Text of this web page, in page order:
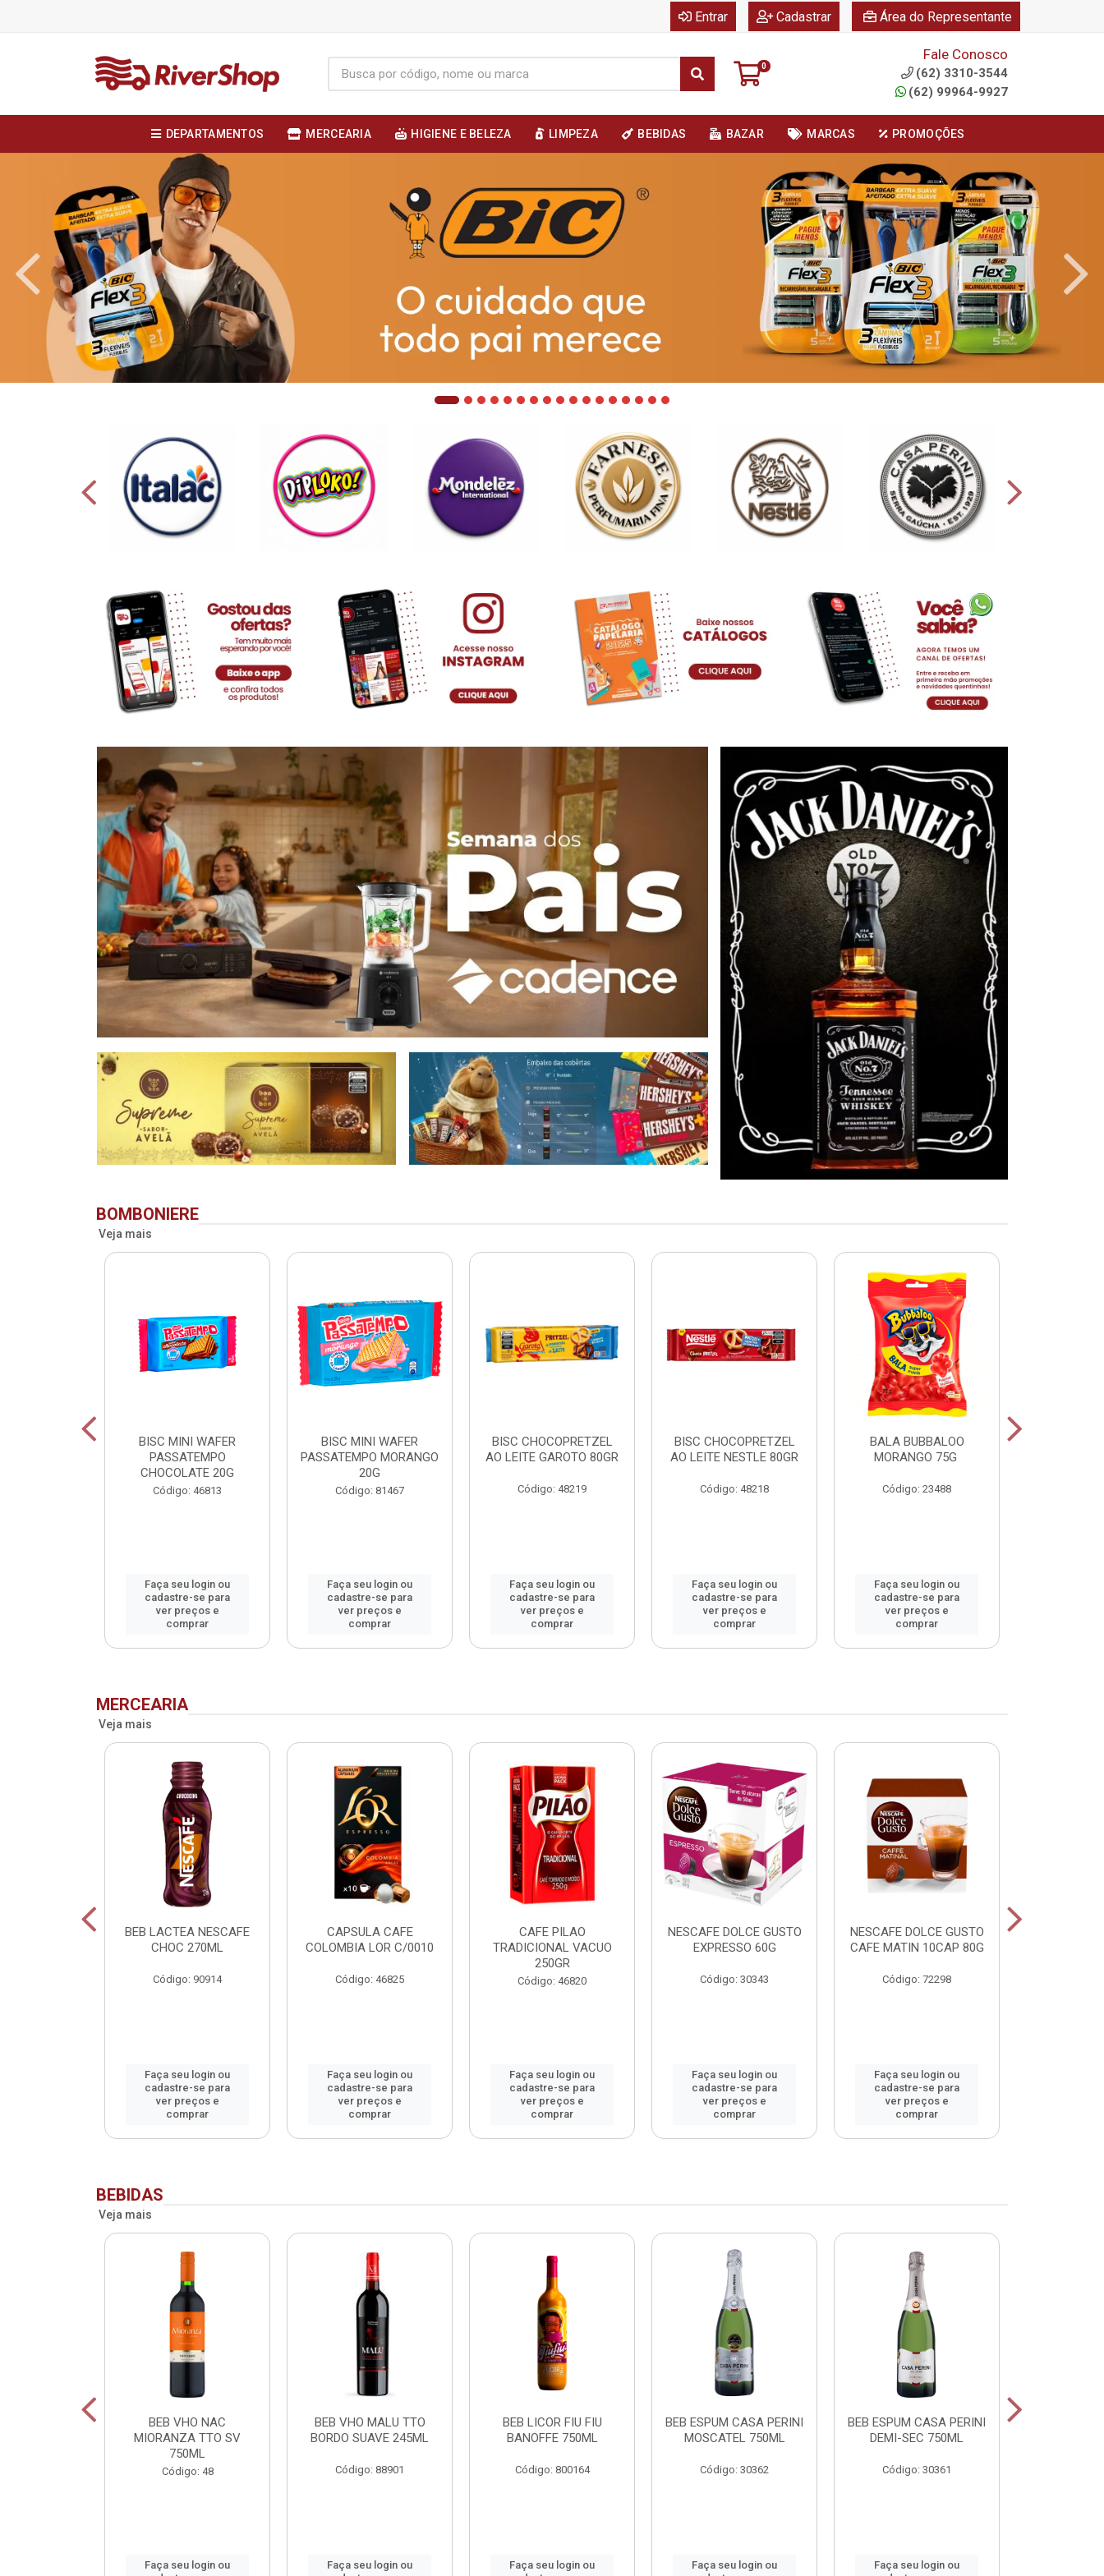
Entrar Cadastrar Área do Representante
0
Fale Conosco
(62) 3310-3544
(62) 99964-9927
DEPARTAMENTOS MERCEARIA HIGIENE E BELEZA LIMPEZA BEBIDAS BAZAR MARCAS PROMOÇÕES
BOMBONIERE
Veja mais
BISC MINI WAFER
PASSATEMPO
CHOCOLATE 20G
Código: 46813
Faça seu login ou
cadastre-se para
ver preços e
comprar
BISC MINI WAFER
PASSATEMPO MORANGO
20G
Código: 81467
Faça seu login ou
cadastre-se para
ver preços e
comprar
BISC CHOCOPRETZEL
AO LEITE GAROTO 80GR
Código: 48219
Faça seu login ou
cadastre-se para
ver preços e
comprar
BISC CHOCOPRETZEL
AO LEITE NESTLE 80GR
Código: 48218
Faça seu login ou
cadastre-se para
ver preços e
comprar
BALA BUBBALOO
MORANGO 75G
Código: 23488
Faça seu login ou
cadastre-se para
ver preços e
comprar
MERCEARIA
Veja mais
BEB LACTEA NESCAFE
CHOC 270ML
Código: 90914
Faça seu login ou
cadastre-se para
ver preços e
comprar
CAPSULA CAFE
COLOMBIA LOR C/0010
Código: 46825
Faça seu login ou
cadastre-se para
ver preços e
comprar
CAFE PILAO
TRADICIONAL VACUO
250GR
Código: 46820
Faça seu login ou
cadastre-se para
ver preços e
comprar
NESCAFE DOLCE GUSTO
EXPRESSO 60G
Código: 30343
Faça seu login ou
cadastre-se para
ver preços e
comprar
NESCAFE DOLCE GUSTO
CAFE MATIN 10CAP 80G
Código: 72298
Faça seu login ou
cadastre-se para
ver preços e
comprar
BEBIDAS
Veja mais
BEB VHO NAC
MIORANZA TTO SV
750ML
Código: 48
Faça seu login ou
BEB VHO MALU TTO
BORDO SUAVE 245ML
Código: 88901
Faça seu login ou
BEB LICOR FIU FIU
BANOFFE 750ML
Código: 800164
Faça seu login ou
BEB ESPUM CASA PERINI
MOSCATEL 750ML
Código: 30362
Faça seu login ou
BEB ESPUM CASA PERINI
DEMI-SEC 750ML
Código: 30361
Faça seu login ou